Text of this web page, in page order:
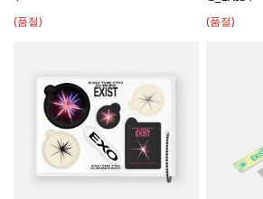
(품절) (품절)